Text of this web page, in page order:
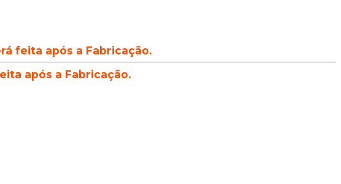
feita após a Fabricação.
após a Fabricação.